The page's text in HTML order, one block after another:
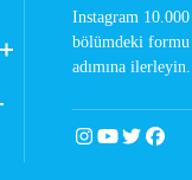
Instagram
bölümdeki formu
adımına ilerleyin.